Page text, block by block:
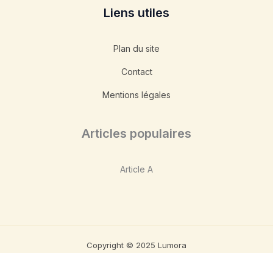
Liens utiles
Plan du site
Contact
Mentions légales
Articles populaires
Article A
Copyright © 2025 Lumora